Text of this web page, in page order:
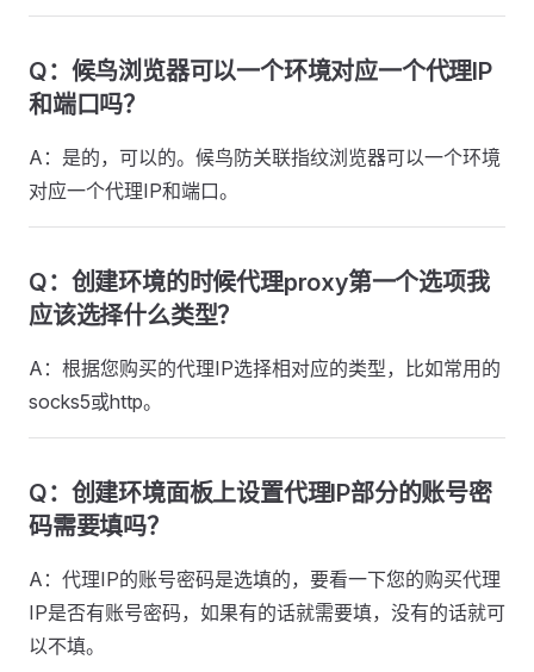
Q：候鸟浏览器可以一个环境对应一个代理IP
和端口吗？
A：是的，可以的。候鸟防关联指纹浏览器可以一个环境
对应一个代理IP和端口。
Q：创建环境的时候代理proxy第一个选项我
应该选择什么类型？
A：根据您购买的代理IP选择相对应的类型，比如常用的
socks5或http。
Q：创建环境面板上设置代理IP部分的账号密
码需要填吗？
A：代理IP的账号密码是选填的，要看一下您的购买代理
IP是否有账号密码，如果有的话就需要填，没有的话就可
以不填。